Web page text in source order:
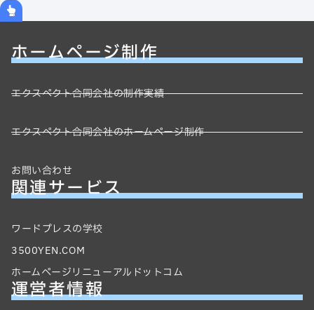
ホームページ制作
エクスペクト合同会社の制作実績
エクスペクト合同会社のホームページ制作
お問い合わせ
関連サービス
ワードプレスの学校
3500YEN.COM
ホームページリニューアルドットコム
運営者情報